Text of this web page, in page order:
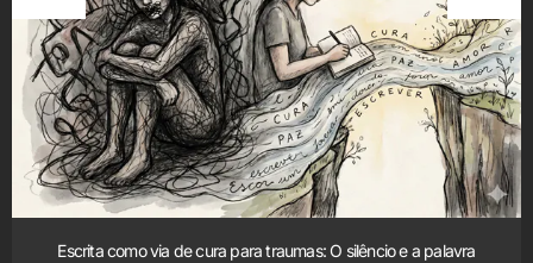
Escrita como via de cura para traumas: O silêncio e a palavra